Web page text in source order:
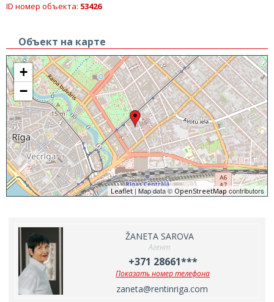
ID номер объекта: 53426
Объект на карте
+
−
Leaflet| Map data © OpenStreetMap contributors
ŽANETA SAROVA
Агент
+371 28661***
Показать номер телефона
zaneta@rentinriga.com